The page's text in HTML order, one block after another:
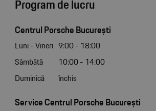
Program de lucru
Centrul Porsche București
Luni - Vineri 9:00 - 18:00
Sâmbătă
10:00 - 14:00
Duminică
închis
Service Centrul Porsche București